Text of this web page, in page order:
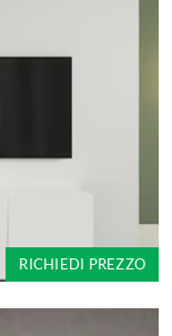
RICHIEDI PREZZO